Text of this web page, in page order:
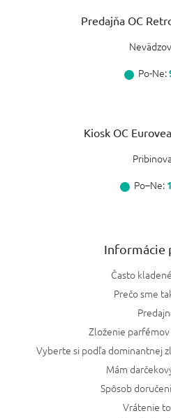
Predajňa OC
Po-Ne:
Kiosk OC
Po–Ne:
Informácie
Často
Prečo sme
Zloženie
Vyberte si podľa dominantnej
Mám
Spôsob
Vrátenie